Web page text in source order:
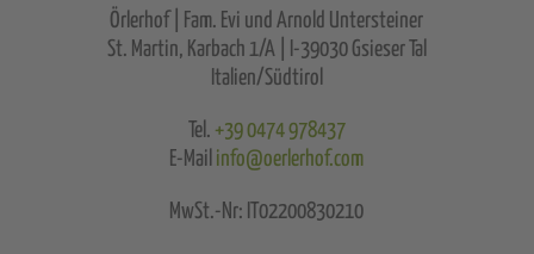
Örlerhof | Fam. Evi und Arnold Untersteiner
St. Martin, Karbach 1/A | I-39030 Gsieser Tal
Italien/Südtirol
Tel. +39 0474 978437
E-Mail info@oerlerhof.com
MwSt.-Nr: IT02200830210